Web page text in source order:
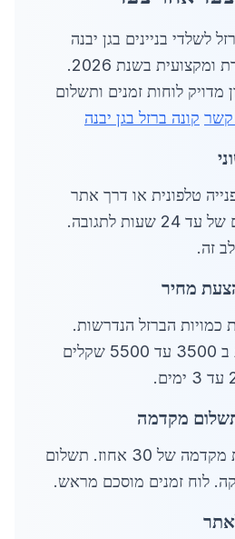
לשלדי בניינים בגן יבנה
מתבצע בצורה מסודרת ומקצועית בשנת 2026.
מדויק לוחות זמנים ותשלום
קשר קונה ברזל בגן יבנה
טלפונית או דרך אתר
האינטרנט. לוח זמנים של עד 24 שעות לתגובה.
זה.
כמויות הברזל הנדרשות.
הצעת מחיר מפורטת ב 3500 עד 5500 שקלים
אישור בכתב והעברת מקדמה של 30 אחוז. תשלום
לוח זמנים מוסכם מראש.